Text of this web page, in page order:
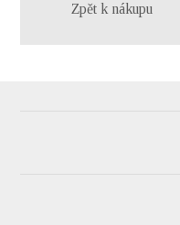
Zpět k nákupu